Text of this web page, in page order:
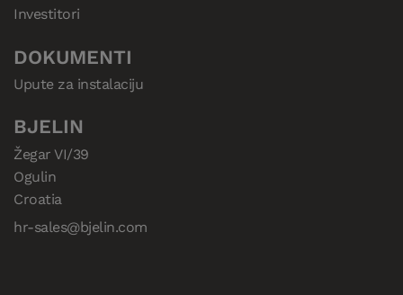
Investitori
DOKUMENTI
Upute za instalaciju
BJELIN
Žegar VI/39
Ogulin
Croatia
hr-sales@bjelin.com